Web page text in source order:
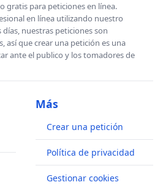
gratis para peticiones en línea.
en línea utilizando nuestro
nuestras peticiones son
así que crear una petición es una
ante el publico y los tomadores de
Más
Crear una petición
Política de privacidad
Gestionar cookies